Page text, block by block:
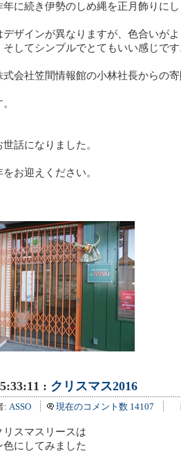
年に続き伊勢のしめ縄を正月飾りに
デザインが異なりますが、色合いが
そしてシンプルでとてもいい感じで
式会社笠間情報館の小林社長からの
話になりました。
をお迎えください。
: クリスマス2016
: ASSO 現在のコメント数 14107
リスマスリースは
色にしてみました